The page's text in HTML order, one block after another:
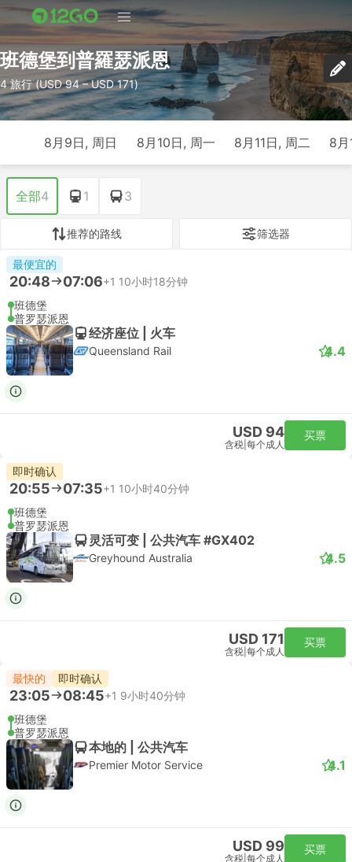
班德堡到普羅瑟派恩
4 旅行 (USD 94 – USD 171)
8月9日, 周日 8月10日, 周一 8月11日, 周二 8
全部4 1 3
推荐的路线 筛选器
最便宜的
20:48 07:06+1 10小时18分钟
班德堡
普罗瑟派恩
经济座位 | 火车
Queensland Rail 4.4
USD 94
含税 每个成人
买票
即时确认
20:55 07:35+1 10小时40分钟
班德堡
普罗瑟派恩
灵活可变 | 公共汽车 #GX402
Greyhound Australia 4.5
USD 171
含税 每个成人
买票
最快的 即时确认
23:05 08:45+1 9小时40分钟
班德堡
普罗瑟派恩
本地的 | 公共汽车
Premier Motor Service 4.1
USD 99
含税 每个成人
买票